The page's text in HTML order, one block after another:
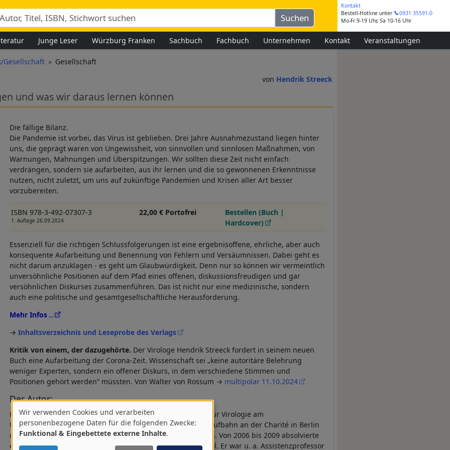
Kontakt
Bestell-Hotline unter
0931 35591-0
Mo-Fr 9-19 Uhr, Sa 10-16 Uhr
Junge Leser Würzburg Franken Sachbuch Fachbuch Unternehmen Kontakt Veranstaltungen
Gesellschaft
Gesellschaft
Hendrik Streeck
und was wir daraus lernen können
Die fällige Bilanz.
Die Pandemie ist vorbei, das Virus ist geblieben. Drei Jahre Ausnahmezustand liegen hinter
uns, die geprägt waren von Ungewissheit, von sinnvollen und sinnlosen Maßnahmen, von
Warnungen, Mahnungen und Überspitzungen. Wir sollten diese Zeit nicht einfach
verdrängen, sondern sie aufarbeiten, aus ihr lernen und die so gewonnenen Erkenntnisse
nutzen, nicht zuletzt, um uns auf zukünftige Pandemien und Krisen aller Art besser
vorzubereiten.
ISBN 978-3-492-07307-3
1. Auflage 26.09.2024
22,00 € Portofrei
Bestellen (Buch |
Hardcover)
Essenziell für die richtigen Schlussfolgerungen ist eine ergebnisoffene, ehrliche, aber auch
konsequente Aufarbeitung und Benennung von Fehlern und Versäumnissen. Dabei geht es
nicht darum anzuklagen - es geht um Glaubwürdigkeit. Denn nur so können wir vermeintlich
unversöhnliche Positionen auf dem Pfad eines offenen, diskussionsfreudigen und gar
versöhnlichen Diskurses zusammenführen. Das ist nicht nur eine medizinische, sondern
auch eine politische und gesamtgesellschaftliche Herausforderung.
Mehr Infos
→ Inhaltsverzeichnis und Leseprobe des Verlags
Kritik von einem, der dazugehörte. Der Virologe Hendrik Streeck fordert in seinem neuen
Buch eine Aufarbeitung der Corona-Zeit. Wissenschaft sei „keine autoritäre Belehrung
weniger Experten, sondern ein offener Diskurs, in dem verschiedene Stimmen und
Positionen gehört werden“ müssten. Von Walter von Rossum → multipolar 11.10.2024
Der Autor:
Prof. Dr. med. Hendrik Streeck ist der Direktor des Instituts für Virologie am
Universitätsklinikum Bonn. Er begann seine medizinische Laufbahn an der Charité in Berlin
und promovierte an der Friedrich-Wilhelms-Universität Bonn. Von 2006 bis 2009 absolvierte
er ein Postdoctoral Fellowship an der Harvard Medical School. Er war u. a. Assistenzprofessor
Verwendung
von
Wir verwenden Cookies und verarbeiten
personenbezogene Daten für die folgenden Zwecke:
Funktional & Eingebettete externe Inhalte.